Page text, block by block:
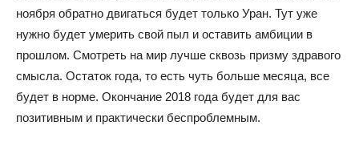
ноября обратно двигаться будет только Уран. Тут уже
нужно будет умерить свой пыл и оставить амбиции в
прошлом. Смотреть на мир лучше сквозь призму здравого
смысла. Остаток года, то есть чуть больше месяца, все
будет в норме. Окончание 2018 года будет для вас
позитивным и практически беспроблемным.